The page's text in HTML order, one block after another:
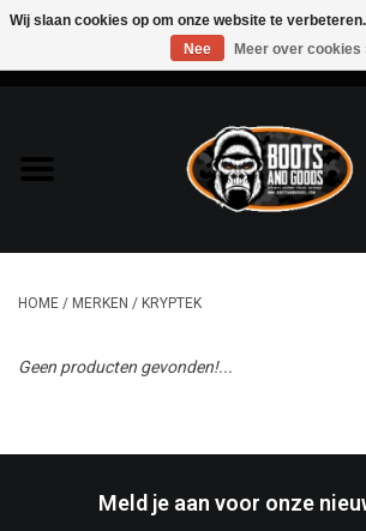
Bags & Packs
Bescherming
Messen & Multitools
HOME / MERKEN / KRYPTEK
Geen producten gevonden!...
Meld je aan voor onze
Wij slaan cookies op om onze website te
Nee
Meer over cookies